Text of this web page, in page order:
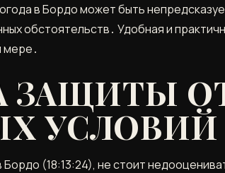
в Бордо может быть
обстоятельств․ Удобная и
мере․
ЗАЩИТЫ
УСЛОВИЙ
(18:13:24), не стоит